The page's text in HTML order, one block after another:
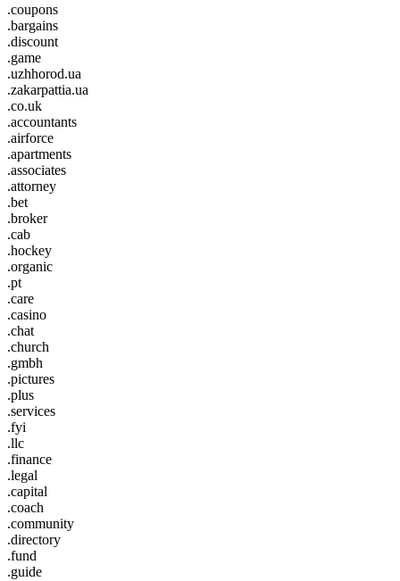
.coupons
.bargains
.discount
.game
.uzhhorod.ua
.zakarpattia.ua
.co.uk
.accountants
.airforce
.apartments
.associates
.attorney
.bet
.broker
.cab
.hockey
.organic
.pt
.care
.casino
.chat
.church
.gmbh
.pictures
.plus
.services
.fyi
.llc
.finance
.legal
.capital
.coach
.community
.directory
.fund
.guide